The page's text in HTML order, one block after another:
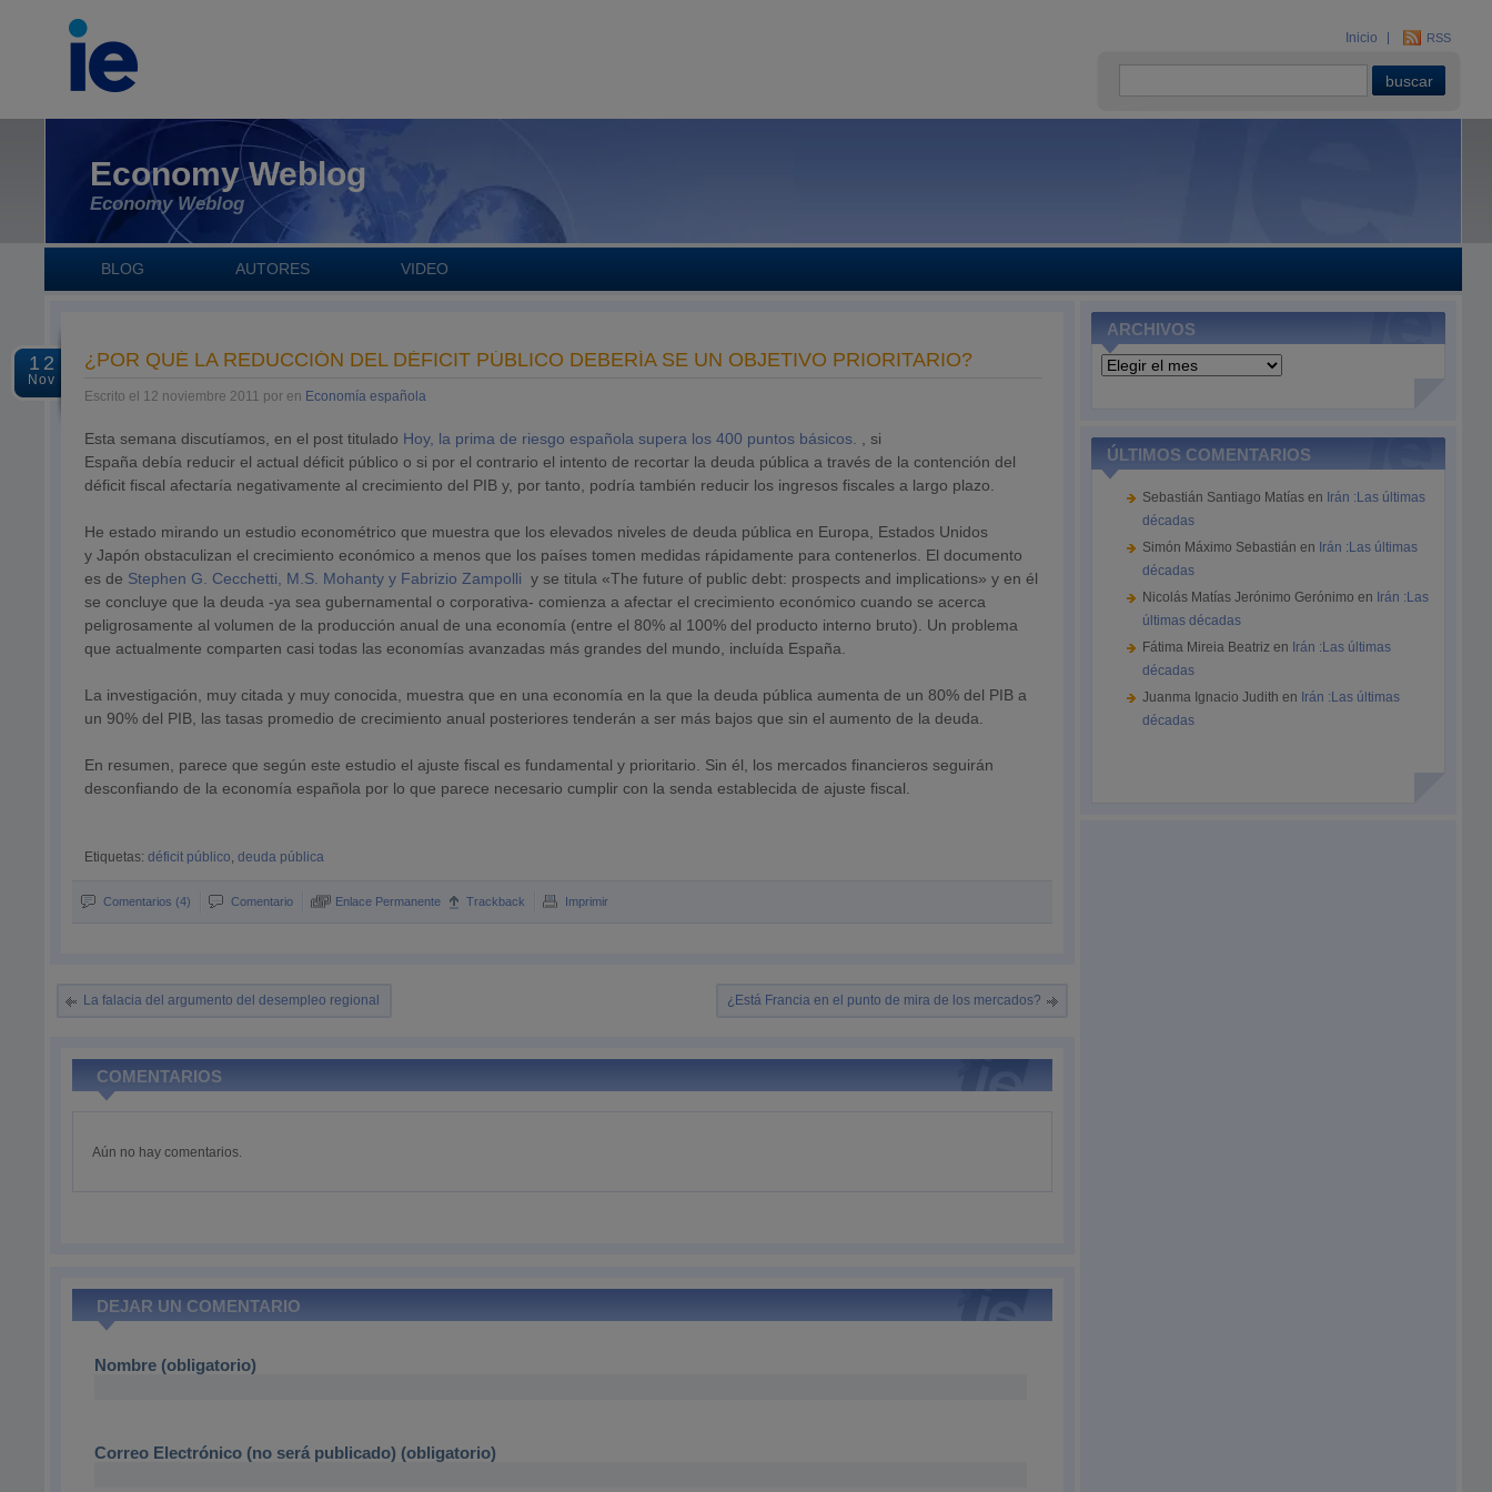
Inicio RSS
Economy Weblog
Economy Weblog
BLOG AUTORES VIDEO
12
Nov
¿POR QUÉ LA REDUCCIÓN DEL DÉFICIT PÚBLICO DEBERÍA SE UN OBJETIVO PRIORITARIO?
Escrito el 12 noviembre 2011 por en Economía española
Esta semana discutíamos, en el post titulado Hoy, la prima de riesgo española supera los 400 puntos básicos.
, si
España debía reducir el actual déficit público o si por el contrario el intento de recortar la deuda pública a través de la contención del
déficit fiscal afectaría negativamente al crecimiento del PIB y, por tanto, podría también reducir los ingresos fiscales a largo plazo.
He estado mirando un estudio econométrico que muestra que los elevados niveles de deuda pública en Europa, Estados Unidos
y Japón obstaculizan el crecimiento económico a menos que los países tomen medidas rápidamente para contenerlos. El documento
es de Stephen G. Cecchetti, M.S. Mohanty y Fabrizio Zampolli y se titula «The future of public debt: prospects and implications» y en él
se concluye que la deuda -ya sea gubernamental o corporativa- comienza a afectar el crecimiento económico cuando se acerca
peligrosamente al volumen de la producción anual de una economía (entre el 80% al 100% del producto interno bruto). Un problema
que actualmente comparten casi todas las economías avanzadas más grandes del mundo, incluída España.
La investigación, muy citada y muy conocida, muestra que en una economía en la que la deuda pública aumenta de un 80% del PIB a
un 90% del PIB, las tasas promedio de crecimiento anual posteriores tenderán a ser más bajos que sin el aumento de la deuda.
En resumen, parece que según este estudio el ajuste fiscal es fundamental y prioritario. Sin él, los mercados financieros seguirán
desconfiando de la economía española por lo que parece necesario cumplir con la senda establecida de ajuste fiscal.
Etiquetas:déficit público,deuda pública
Comentarios (4) Comentario Enlace Permanente Trackback Imprimir
La falacia del argumento del desempleo regional ¿Está Francia en el punto de mira de los mercados?
COMENTARIOS
Aún no hay comentarios.
DEJAR UN COMENTARIO
Nombre (obligatorio)
Correo Electrónico (no será publicado) (obligatorio)
ARCHIVOS
Archivos
ÚLTIMOS COMENTARIOS
Sebastián Santiago Matías en Irán :Las últimas
décadas
Simón Máximo Sebastián en Irán :Las últimas
décadas
Nicolás Matías Jerónimo Gerónimo en Irán :Las
últimas décadas
Fátima Mireia Beatriz en Irán :Las últimas
décadas
Juanma Ignacio Judith en Irán :Las últimas
décadas